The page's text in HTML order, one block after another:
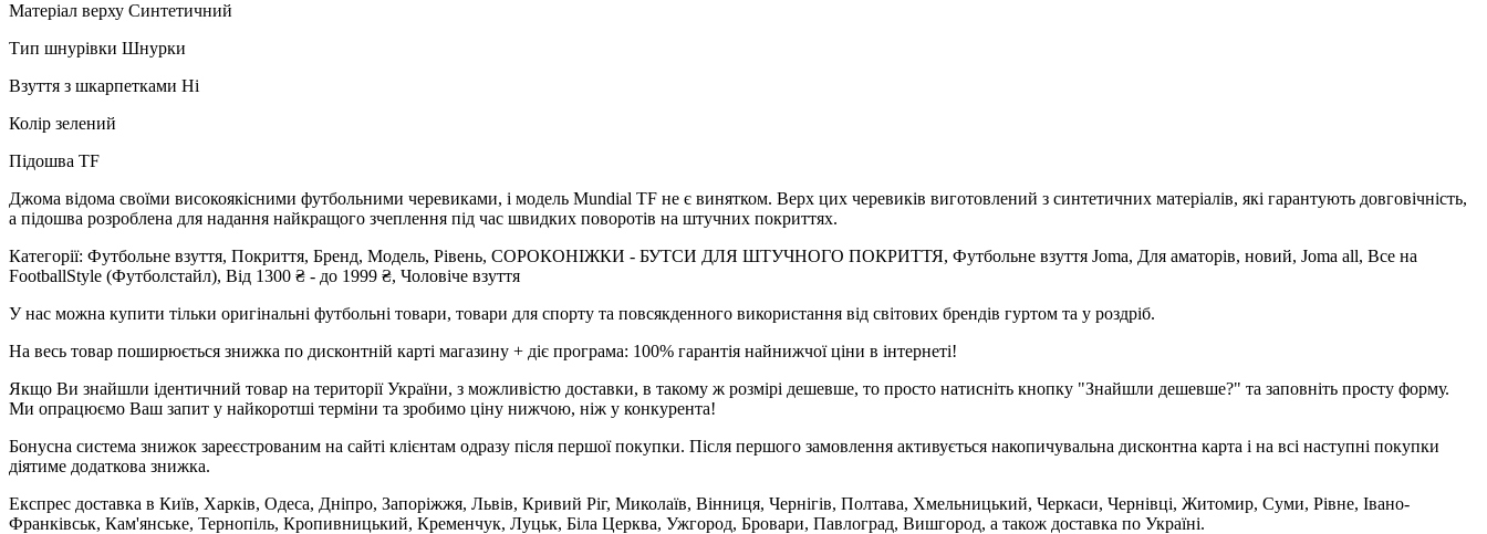
Матеріал верху Синтетичний
Тип шнурівки Шнурки
Взуття з шкарпетками Ні
Колір зелений
Підошва TF
Джома відома своїми високоякісними футбольними черевиками, і модель Mundial TF не є винятком. Верх цих черевиків виготовлений з синтетичних матеріалів, які гарантують довговічність,
а підошва розроблена для надання найкращого зчеплення під час швидких поворотів на штучних покриттях.
Категорії: Футбольне взуття, Покриття, Бренд, Модель, Рівень, СОРОКОНІЖКИ - БУТСИ ДЛЯ ШТУЧНОГО ПОКРИТТЯ, Футбольне взуття Joma, Для аматорів, новий, Joma all, Все на
FootballStyle (Футболстайл), Від 1300 ₴ - до 1999 ₴, Чоловіче взуття
У нас можна купити тільки оригінальні футбольні товари, товари для спорту та повсякденного використання від світових брендів гуртом та у роздріб.
На весь товар поширюється знижка по дисконтній карті магазину + діє програма: 100% гарантія найнижчої ціни в інтернеті!
Якщо Ви знайшли ідентичний товар на території України, з можливістю доставки, в такому ж розмірі дешевше, то просто натисніть кнопку "Знайшли дешевше?" та заповніть просту форму.
Ми опрацюємо Ваш запит у найкоротші терміни та зробимо ціну нижчою, ніж у конкурента!
Бонусна система знижок зареєстрованим на сайті клієнтам одразу після першої покупки. Після першого замовлення активується накопичувальна дисконтна карта і на всі наступні покупки
діятиме додаткова знижка.
Експрес доставка в Київ, Харків, Одеса, Дніпро, Запоріжжя, Львів, Кривий Ріг, Миколаїв, Вінниця, Чернігів, Полтава, Хмельницький, Черкаси, Чернівці, Житомир, Суми, Рівне, Івано-
Франківськ, Кам'янське, Тернопіль, Кропивницький, Кременчук, Луцьк, Біла Церква, Ужгород, Бровари, Павлоград, Вишгород, а також доставка по Україні.